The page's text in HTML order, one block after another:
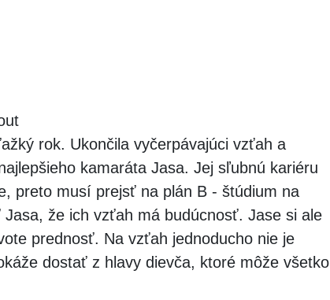
rok. Ukončila vyčerpávajúci vzťah a
kamaráta Jasa. Jej sľubnú kariéru
preto musí prejsť na plán B - štúdium na
že ich vzťah má budúcnosť. Jase si ale
prednosť. Na vzťah jednoducho nie je
dostať z hlavy dievča, ktoré môže všetko